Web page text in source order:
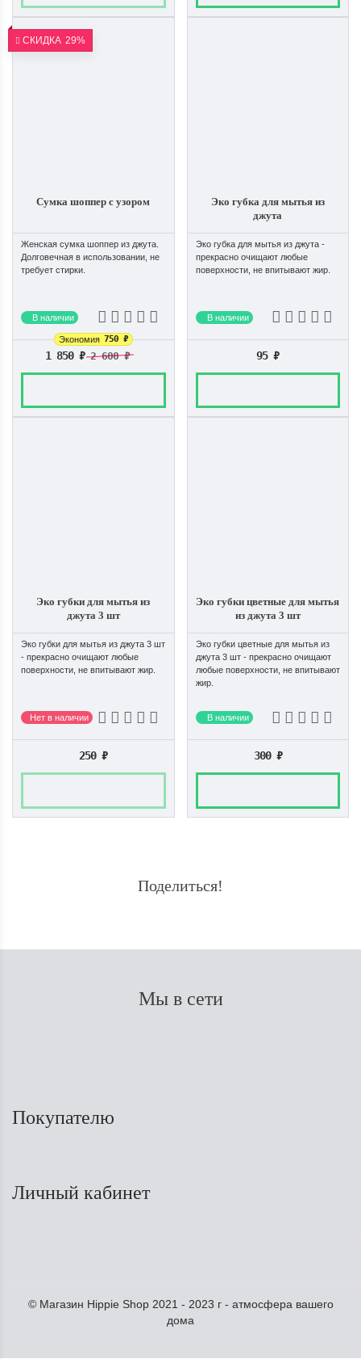
СКИДКА 29%
Сумка шоппер с узором
Женская сумка шоппер из джута.
Долговечная в использовании, не
требует стирки.
В наличии
Экономия 750 ₽
1 850 ₽ 2 600₽
Эко губка для мытья из
джута
Эко губка для мытья из джута -
прекрасно очищают любые
поверхности, не впитывают жир.
В наличии
95₽
Эко губки для мытья из
джута 3 шт
Эко губки для мытья из джута 3 шт
- прекрасно очищают любые
поверхности, не впитывают жир.
Нет в наличии
250₽
Эко губки цветные для мытья
из джута 3 шт
Эко губки цветные для мытья из
джута 3 шт - прекрасно очищают
любые поверхности, не впитывают
жир.
В наличии
300 ₽
Поделиться!
Мы в сети
Покупателю
Личный кабинет
© Магазин Hippie Shop 2021 - 2023 г - атмосфера вашего
дома